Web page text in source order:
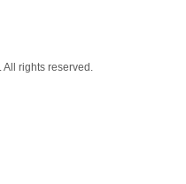
rights reserved.